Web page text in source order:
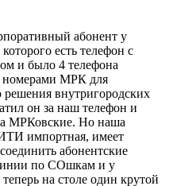
абонент у
есть телефон с
и было 4 телефона
номерами МРК для
решения внутригородских
он за наш телефон и
МРКовские. Но наша
импортная, имеет
абонентские
по СОшкам и у
на столе один крутой